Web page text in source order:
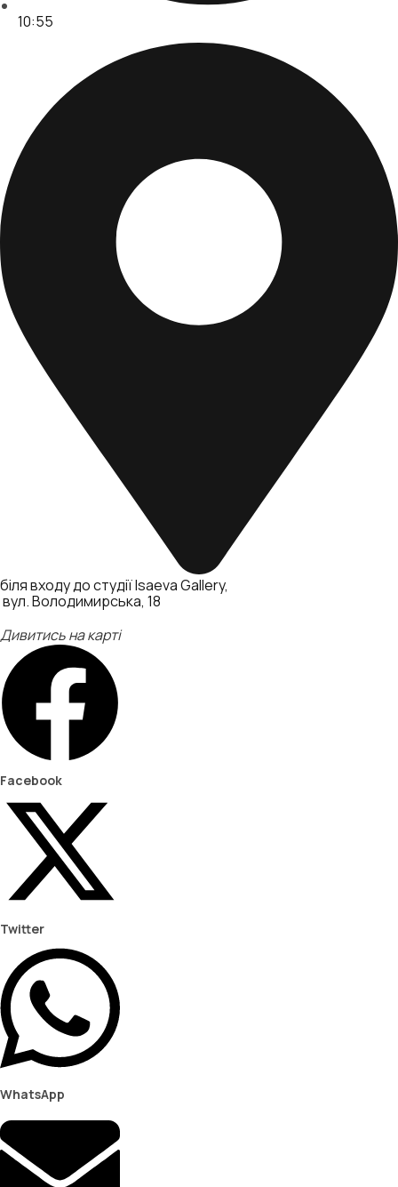
10:55
біля входу до студії Isaeva Gallery
вул. Володимирська, 18
Дивитись на карті
Facebook
Twitter
WhatsApp